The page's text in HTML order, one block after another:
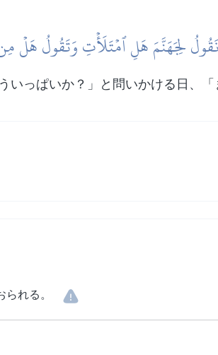
لِجَهَنَّمَ هَلِ ٱمۡتَلَأۡتِ وَتَقُولُ هَلۡ
いっぱいか？」と問いかける日、
れる。